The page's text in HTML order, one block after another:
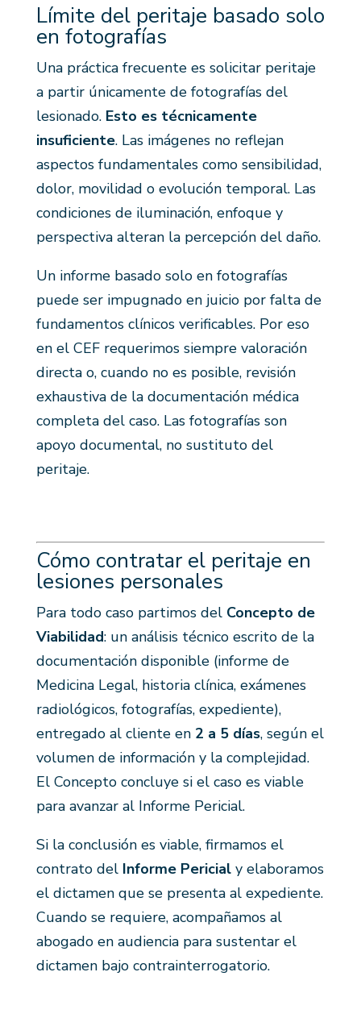
Límite del peritaje basado solo
en fotografías
Una práctica frecuente es solicitar peritaje
a partir únicamente de fotografías del
lesionado. Esto es técnicamente
insuficiente. Las imágenes no reflejan
aspectos fundamentales como sensibilidad,
dolor, movilidad o evolución temporal. Las
condiciones de iluminación, enfoque y
perspectiva alteran la percepción del daño.
Un informe basado solo en fotografías
puede ser impugnado en juicio por falta de
fundamentos clínicos verificables. Por eso
en el CEF requerimos siempre valoración
directa o, cuando no es posible, revisión
exhaustiva de la documentación médica
completa del caso. Las fotografías son
apoyo documental, no sustituto del
peritaje.
Cómo contratar el peritaje en
lesiones personales
Para todo caso partimos del Concepto de
Viabilidad: un análisis técnico escrito de la
documentación disponible (informe de
Medicina Legal, historia clínica, exámenes
radiológicos, fotografías, expediente),
entregado al cliente en 2 a 5 días, según el
volumen de información y la complejidad.
El Concepto concluye si el caso es viable
para avanzar al Informe Pericial.
Si la conclusión es viable, firmamos el
contrato del Informe Pericialy elaboramos
el dictamen que se presenta al expediente.
Cuando se requiere, acompañamos al
abogado en audiencia para sustentar el
dictamen bajo contrainterrogatorio.